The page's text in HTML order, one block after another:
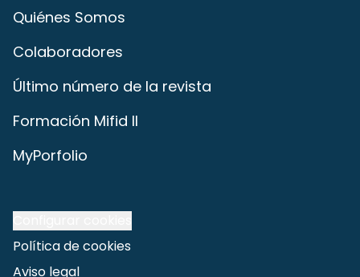
Quiénes Somos
Colaboradores
Último número de la revista
Formación Mifid II
MyPorfolio
Política de cookies
Aviso legal